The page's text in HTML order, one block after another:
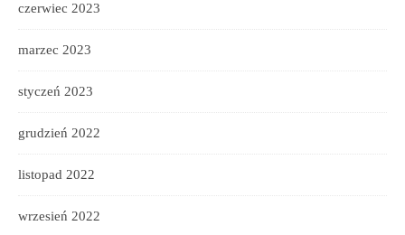
czerwiec 2023
marzec 2023
styczeń 2023
grudzień 2022
listopad 2022
wrzesień 2022